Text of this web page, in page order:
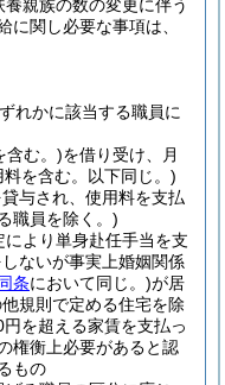
親族の数の変更に伴う
に関し必要な事項は、
れかに該当する職員に
含む。)を借り受け、月
料を含む。以下同じ。)
与され、使用料を支払
職員を除く。)
により単身赴任手当を支
ないが事実上婚姻関係
条において同じ。)が居
規則で定める住宅を除
を超える家賃を支払っ
権衡上必要があると認
もの